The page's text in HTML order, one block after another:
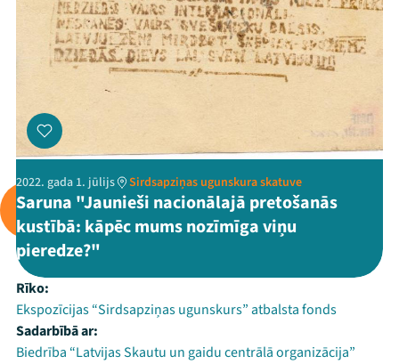
2022. gada 1. jūlijs Sirdsapziņas ugunskura skatuve
Saruna "Jaunieši nacionālajā pretošanās
kustībā: kāpēc mums nozīmīga viņu
pieredze?"
Rīko:
Ekspozīcijas “Sirdsapziņas ugunskurs” atbalsta fonds
Sadarbībā ar:
Biedrība “Latvijas Skautu un gaidu centrālā organizācija”